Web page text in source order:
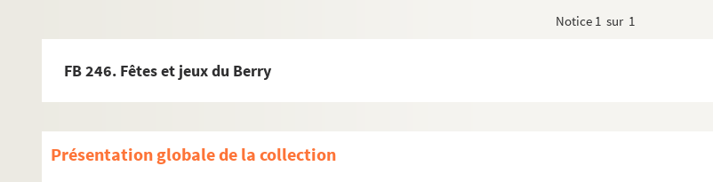
Notice 1 sur 1
FB 246. Fêtes et jeux du Berry
Présentation globale de la collection